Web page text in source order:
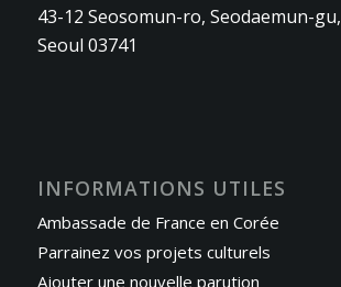
43-12 Seosomun-ro, Seodaemun-gu,
Seoul 03741
INFORMATIONS UTILES
Ambassade de France en Corée
Parrainez vos projets culturels
Ajouter une nouvelle parution